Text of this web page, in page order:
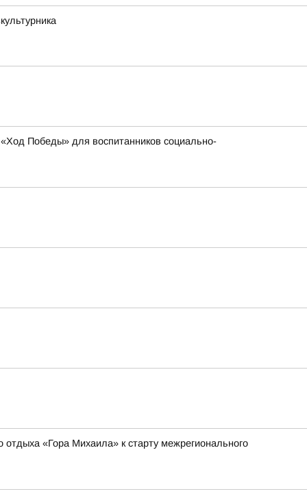
Победы» для воспитанников социально-
«Гора Михаила» к старту межрегионального